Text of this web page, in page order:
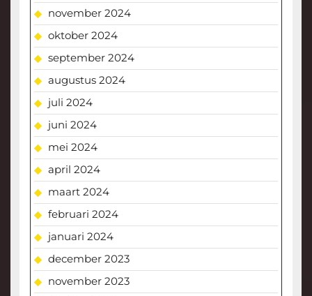
november 2024
oktober 2024
september 2024
augustus 2024
juli 2024
juni 2024
mei 2024
april 2024
maart 2024
februari 2024
januari 2024
december 2023
november 2023